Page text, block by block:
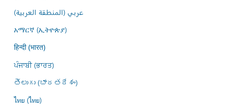
عربي (المنطقة العربية)
አማርኛ (ኢትዮጵያ)
हिन्दी (भारत)
ਪੰਜਾਬੀ (ਭਾਰਤ)
తెలుగు (భారతదేశం)
ไทย (ไทย)